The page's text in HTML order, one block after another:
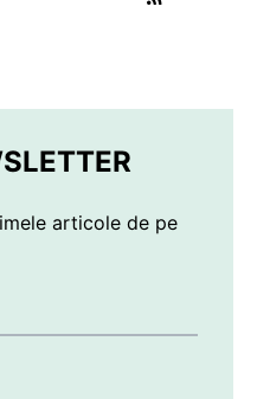
articole de pe